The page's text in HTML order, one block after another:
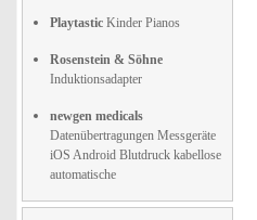
Playtastic Kinder Pianos
Rosenstein & Söhne
Induktionsadapter
newgen medicals
Datenübertragungen Messgeräte
iOS Android Blutdruck kabellose
automatische